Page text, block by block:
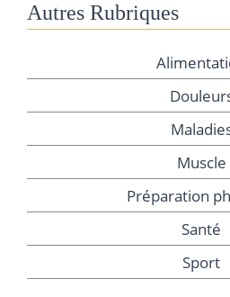
Autres Rubriques
Muscle
Préparation
Santé
Sport